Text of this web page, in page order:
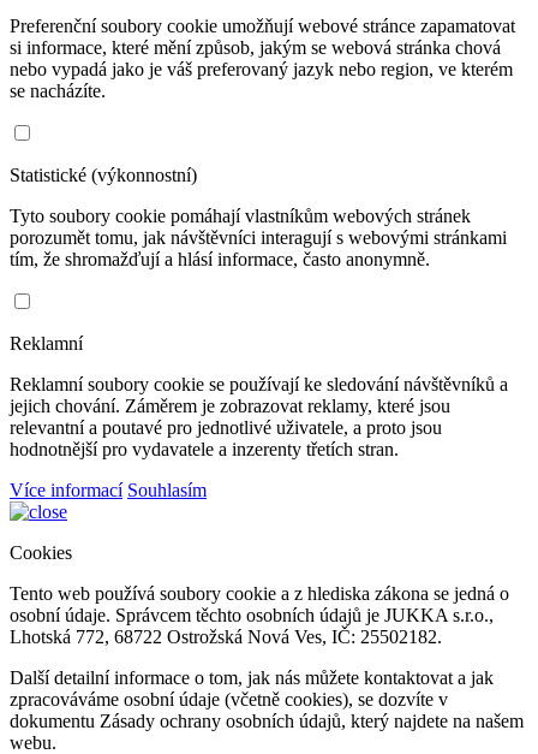
Preferenční soubory cookie umožňují webové stránce zapamatovat
si informace, které mění způsob, jakým se webová stránka chová
nebo vypadá jako je váš preferovaný jazyk nebo region, ve kterém
se nacházíte.
Statistické (výkonnostní)
Tyto soubory cookie pomáhají vlastníkům webových stránek
porozumět tomu, jak návštěvníci interagují s webovými stránkami
tím, že shromažďují a hlásí informace, často anonymně.
Reklamní
Reklamní soubory cookie se používají ke sledování návštěvníků a
jejich chování. Záměrem je zobrazovat reklamy, které jsou
relevantní a poutavé pro jednotlivé uživatele, a proto jsou
hodnotnější pro vydavatele a inzerenty třetích stran.
Více informací Souhlasím
Cookies
Tento web používá soubory cookie a z hlediska zákona se jedná o
osobní údaje. Správcem těchto osobních údajů je JUKKA s.r.o.,
Lhotská 772, 68722 Ostrožská Nová Ves, IČ: 25502182.
Další detailní informace o tom, jak nás můžete kontaktovat a jak
zpracováváme osobní údaje (včetně cookies), se dozvíte v
dokumentu Zásady ochrany osobních údajů, který najdete na našem
webu.